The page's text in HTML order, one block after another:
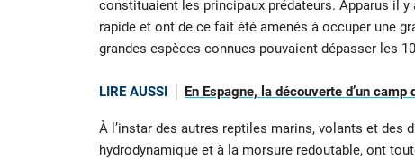
constituaient les principaux prédateurs. Apparus il
rapide et ont de ce fait été amenés à occuper une
grandes espèces connues pouvaient dépasser les
LIRE AUSSI En Espagne, la découverte d’un
À l’instar des autres reptiles marins, volants et des
hydrodynamique et à la morsure redoutable, ont